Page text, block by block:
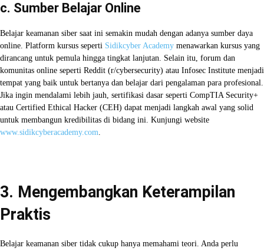
c. Sumber Belajar Online
Belajar keamanan siber saat ini semakin mudah dengan adanya sumber daya
online. Platform kursus seperti Sidikcyber Academy menawarkan kursus yang
dirancang untuk pemula hingga tingkat lanjutan. Selain itu, forum dan
komunitas online seperti Reddit (r/cybersecurity) atau Infosec Institute menjadi
tempat yang baik untuk bertanya dan belajar dari pengalaman para profesional.
Jika ingin mendalami lebih jauh, sertifikasi dasar seperti CompTIA Security+
atau Certified Ethical Hacker (CEH) dapat menjadi langkah awal yang solid
untuk membangun kredibilitas di bidang ini. Kunjungi website
www.sidikcyberacademy.com.
3. Mengembangkan Keterampilan
Praktis
Belajar keamanan siber tidak cukup hanya memahami teori. Anda perlu